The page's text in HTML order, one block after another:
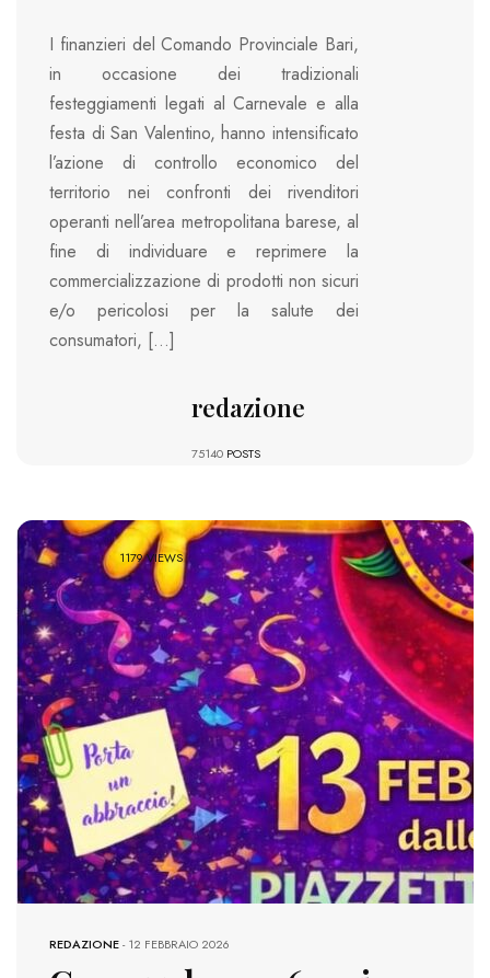
I finanzieri del Comando Provinciale Bari,
in occasione dei tradizionali
festeggiamenti legati al Carnevale e alla
festa di San Valentino, hanno intensificato
l’azione di controllo economico del
territorio nei confronti dei rivenditori
operanti nell’area metropolitana barese, al
fine di individuare e reprimere la
commercializzazione di prodotti non sicuri
e/o pericolosi per la salute dei
consumatori, […]
redazione
75140 POSTS
1179 VIEWS
REDAZIONE-12 FEBBRAIO 2026